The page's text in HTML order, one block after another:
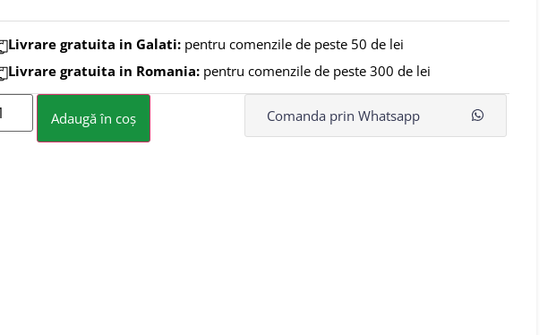
Livrare gratuita in Galati: pentru comenzile de peste 50 de lei
Livrare gratuita in Romania: pentru comenzile de peste 300 de lei
Adaugă în coș Comanda prin Whatsapp